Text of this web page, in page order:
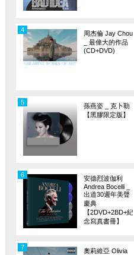
周杰倫 Jay Chou
_ 最偉大的作品
(CD+DVD)
4
孫燕姿 _ 克卜勒
【黑膠限定版】
5
安德烈波伽利
Andrea Bocelli _
出道30週年美聲
慶典
【2DVD+2BD+紀
念寫真書冊】
6
奧莉維亞 Olivia
7